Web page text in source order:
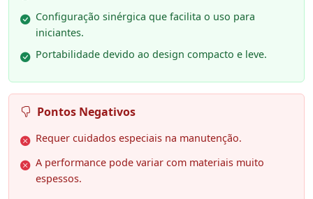
Configuração sinérgica que facilita o uso para
iniciantes.
Portabilidade devido ao design compacto e leve.
Pontos Negativos
Requer cuidados especiais na manutenção.
A performance pode variar com materiais muito
espessos.